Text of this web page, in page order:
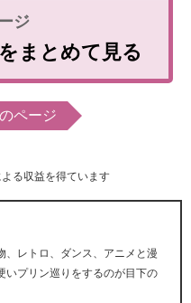
まとめて見る
ページ
る収益を得ています
、レトロ、ダンス、アニメと漫
いプリン巡りをするのが目下の